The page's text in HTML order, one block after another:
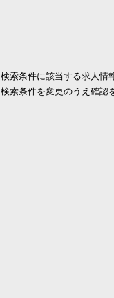
検索条件に該当する求人情
検索条件を変更のうえ確認